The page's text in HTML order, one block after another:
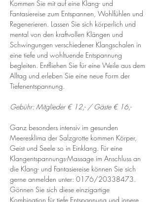
Kommen Sie mit auf eine Klang- und
Fantasiereise zum Entspannen, Wohlfühlen und
Regenerieren. Lassen Sie sich körperlich und
mental von den kraftvollen Klängen und
Schwingungen verschiedener Klangschalen in
eine tiefe und wohltuende Entspannung
begleiten. Entfliehen Sie für eine Weile aus dem
Alltag und erleben Sie eine neue Form der
Tiefenentspannung.
Gebühr: Mitglieder € 12,- / Gäste € 16,-
Ganz besonders intensiv im gesunden
Meeresklima der Salzgrotte kommen Körper,
Geist und Seele so in Einklang. Für eine
Klangentspannungs-Massage im Anschluss an
die Klang- und Fantasiereise können Sie sich
gerne anmelden unter: 0176/20338473.
Gönnen Sie sich diese einzigartige
Kombination für tiefe Entspannung und innere